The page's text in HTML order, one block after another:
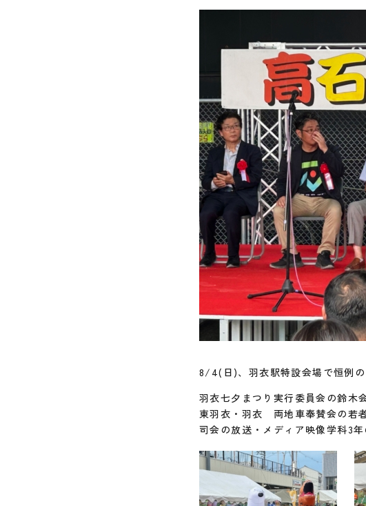
8/4(日)、羽衣駅特設会場で恒例の
羽衣七夕まつり実行委員会の鈴木
東羽衣・羽衣 両地車奉賛会の若
司会の放送・メディア映像学科3